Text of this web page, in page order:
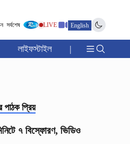
সর্বশেষ LIVE English
লাইফস্টাইল |
পাঠক প্রিয়
৭ বিস্ফোরণ, ভিডিও